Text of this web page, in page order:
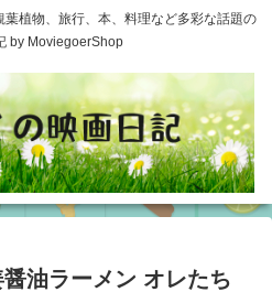
植物、旅行、本、料理など多彩な話題の
by MoviegoerShop
油ラーメン オレたち